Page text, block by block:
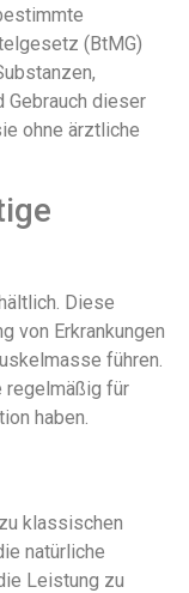
(BtMG)
Gebrauch dieser
ohne ärztliche
Diese
von Erkrankungen
führen.
regelmäßig für
haben.
klassischen
natürliche
Leistung zu